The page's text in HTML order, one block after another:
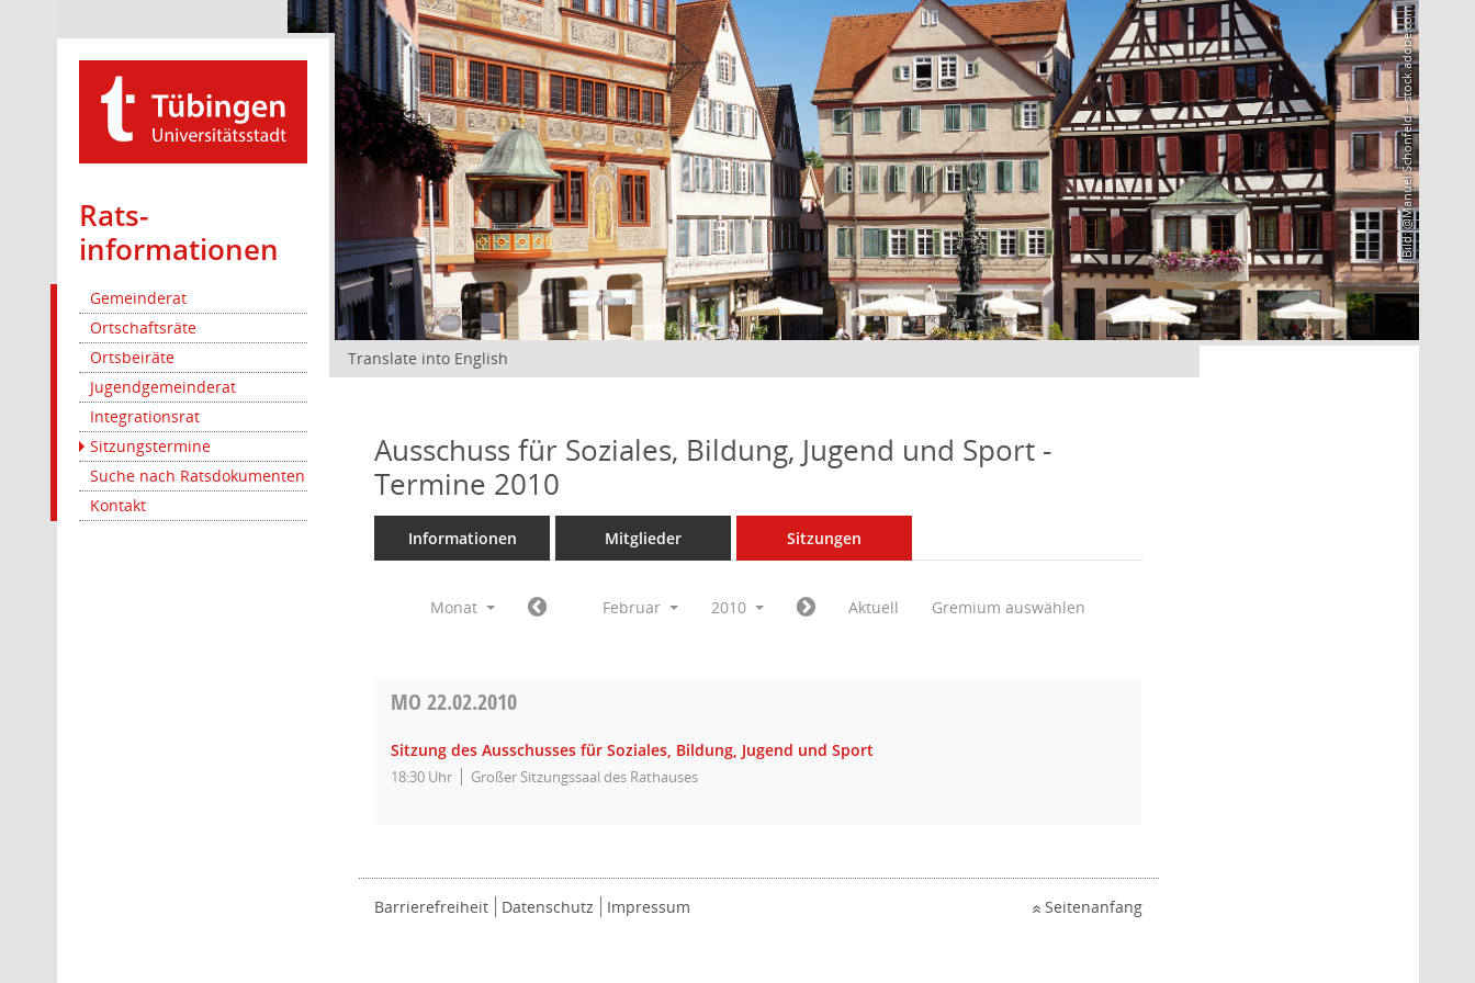
Rats­
informationen
Gemeinderat
Ortschaftsräte
Ortsbeiräte
Jugendgemeinderat
Integrationsrat
Sitzungstermine
Suche nach Ratsdokumenten
Kontakt
Bild: @Manuel Schönfeld – stock.adobe.com
Translate into English
Ausschuss für Soziales, Bildung, Jugend und Sport -
Termine 2010
Informationen Mitglieder Sitzungen
Monat Februar 2010 Aktuell Gremium auswählen
MO22.02.2010
Sitzung des Ausschusses für Soziales, Bildung, Jugend und Sport
18:30 Uhr Großer Sitzungssaal des Rathauses
Barrierefreiheit Datenschutz Impressum Seitenanfang